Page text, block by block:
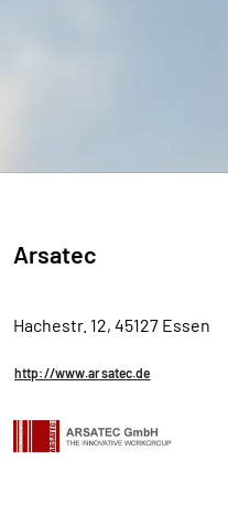
Arsatec
Hachestr. 12, 45127 Essen
http://www.arsatec.de